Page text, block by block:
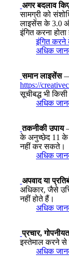
अगर बदलाव किए
सामग्री को
लाइसेंस के 3.0
इंगित करना
इंगित करने
अधिक
समान लाइसेंस
https://
सूचीबद्ध भी
अधिक
तकनीकी उपाय
के अनुच्छेद 11 के
नहीं कर सकते।
अधिक
अपवाद या
अधिकार, जैसे
नहीं होते हैं।
अधिक
प्रचार,
इस्तेमाल करने से
अधिक